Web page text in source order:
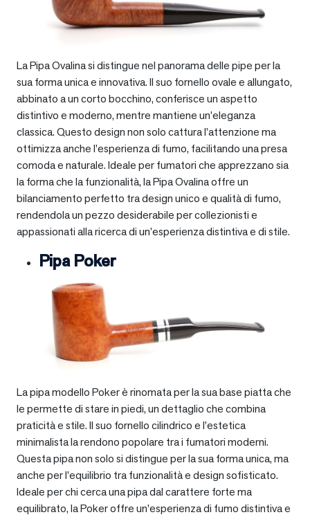
La Pipa Ovalina si distingue nel panorama delle pipe per la
sua forma unica e innovativa. Il suo fornello ovale e allungato,
abbinato a un corto bocchino, conferisce un aspetto
distintivo e moderno, mentre mantiene un’eleganza
classica. Questo design non solo cattura l’attenzione ma
ottimizza anche l’esperienza di fumo, facilitando una presa
comoda e naturale. Ideale per fumatori che apprezzano sia
la forma che la funzionalità, la Pipa Ovalina offre un
bilanciamento perfetto tra design unico e qualità di fumo,
rendendola un pezzo desiderabile per collezionisti e
appassionati alla ricerca di un’esperienza distintiva e di stile.
Pipa Poker
La pipa modello Poker è rinomata per la sua base piatta che
le permette di stare in piedi, un dettaglio che combina
praticità e stile. Il suo fornello cilindrico e l’estetica
minimalista la rendono popolare tra i fumatori moderni.
Questa pipa non solo si distingue per la sua forma unica, ma
anche per l’equilibrio tra funzionalità e design sofisticato.
Ideale per chi cerca una pipa dal carattere forte ma
equilibrato, la Poker offre un’esperienza di fumo distintiva e